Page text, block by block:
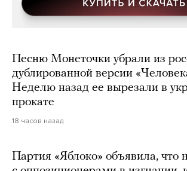
Песню Монеточки убрали из
дублированной версии
Неделю назад ее вырезали в
прокате
18 часов назад
Партия «Яблоко» объявила, что